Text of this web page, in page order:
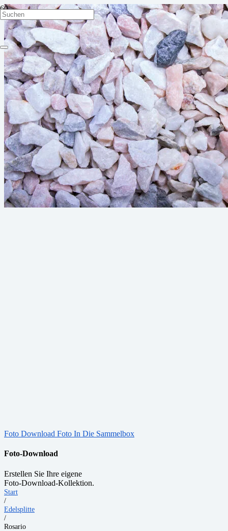
Foto Download Foto In Die Sammelbox
Foto-Download
Erstellen Sie Ihre eigene
Foto-Download-Kollektion.
Start
/
Edelsplitte
/
Rosario